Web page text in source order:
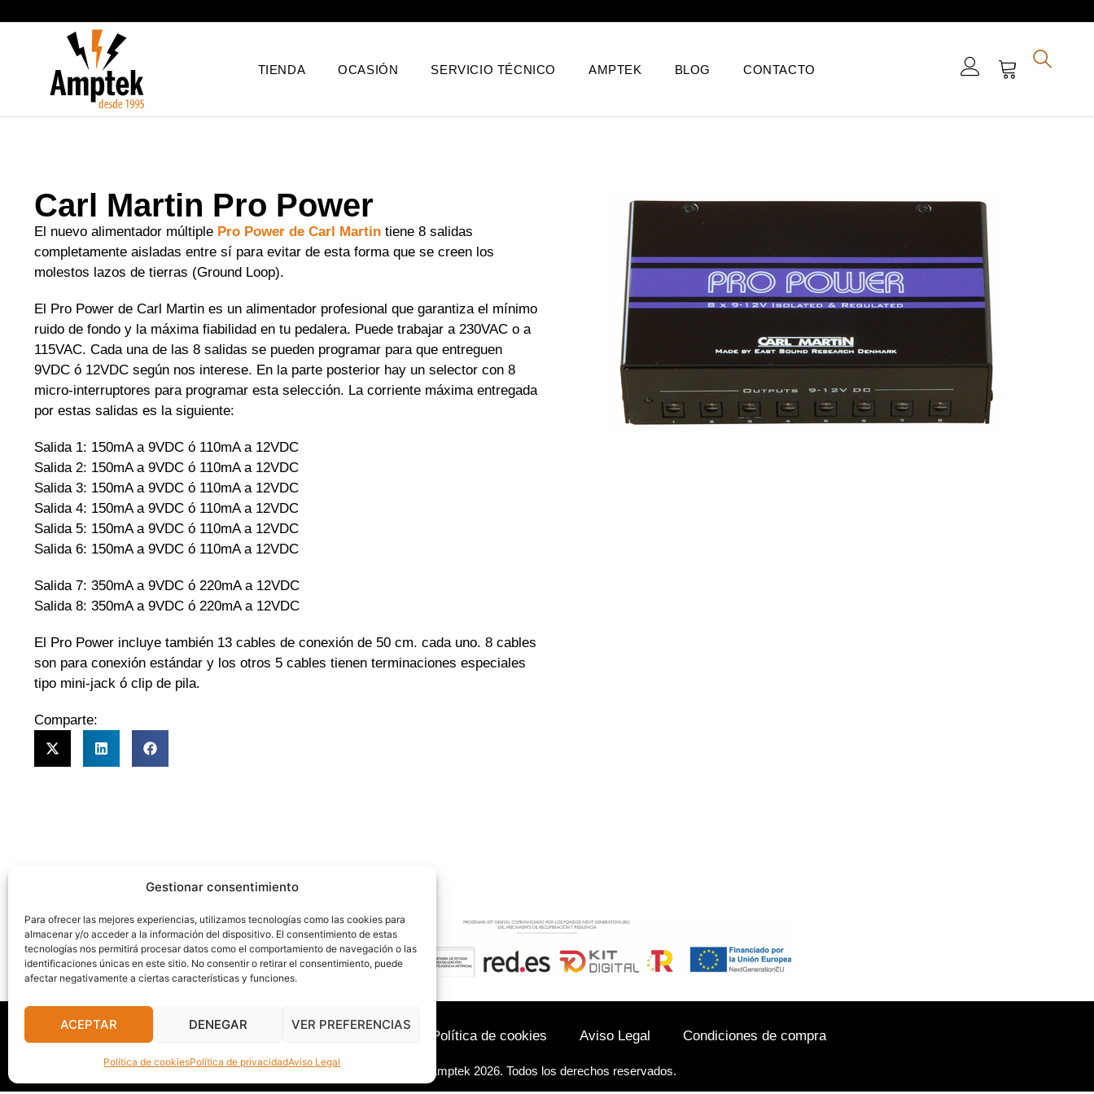
Gestionar consentimiento
Para ofrecer las mejores experiencias, utilizamos tecnologías como las cookies para
almacenar y/o acceder a la información del dispositivo. El consentimiento de estas
tecnologías nos permitirá procesar datos como el comportamiento de navegación o las
identificaciones únicas en este sitio. No consentir o retirar el consentimiento, puede
afectar negativamente a ciertas características y funciones.
ACEPTAR DENEGAR VER PREFERENCIAS
Política de cookiesPolítica de privacidadAviso Legal
TIENDA OCASIÓN SERVICIO TÉCNICO AMPTEK BLOG CONTACTO
Carl Martin Pro Power
El nuevo alimentador múltiple Pro Power de Carl Martin tiene 8 salidas
completamente aisladas entre sí para evitar de esta forma que se creen los
molestos lazos de tierras (Ground Loop).
El Pro Power de Carl Martin es un alimentador profesional que garantiza el mínimo
ruido de fondo y la máxima fiabilidad en tu pedalera. Puede trabajar a 230VAC o a
115VAC. Cada una de las 8 salidas se pueden programar para que entreguen
9VDC ó 12VDC según nos interese. En la parte posterior hay un selector con 8
micro-interruptores para programar esta selección. La corriente máxima entregada
por estas salidas es la siguiente:
Salida 1: 150mA a 9VDC ó 110mA a 12VDC
Salida 2: 150mA a 9VDC ó 110mA a 12VDC
Salida 3: 150mA a 9VDC ó 110mA a 12VDC
Salida 4: 150mA a 9VDC ó 110mA a 12VDC
Salida 5: 150mA a 9VDC ó 110mA a 12VDC
Salida 6: 150mA a 9VDC ó 110mA a 12VDC
Salida 7: 350mA a 9VDC ó 220mA a 12VDC
Salida 8: 350mA a 9VDC ó 220mA a 12VDC
El Pro Power incluye también 13 cables de conexión de 50 cm. cada uno. 8 cables
son para conexión estándar y los otros 5 cables tienen terminaciones especiales
tipo mini-jack ó clip de pila.
Comparte:
Política de cookies Aviso Legal Condiciones de compra
© Amptek 2026. Todos los derechos reservados.